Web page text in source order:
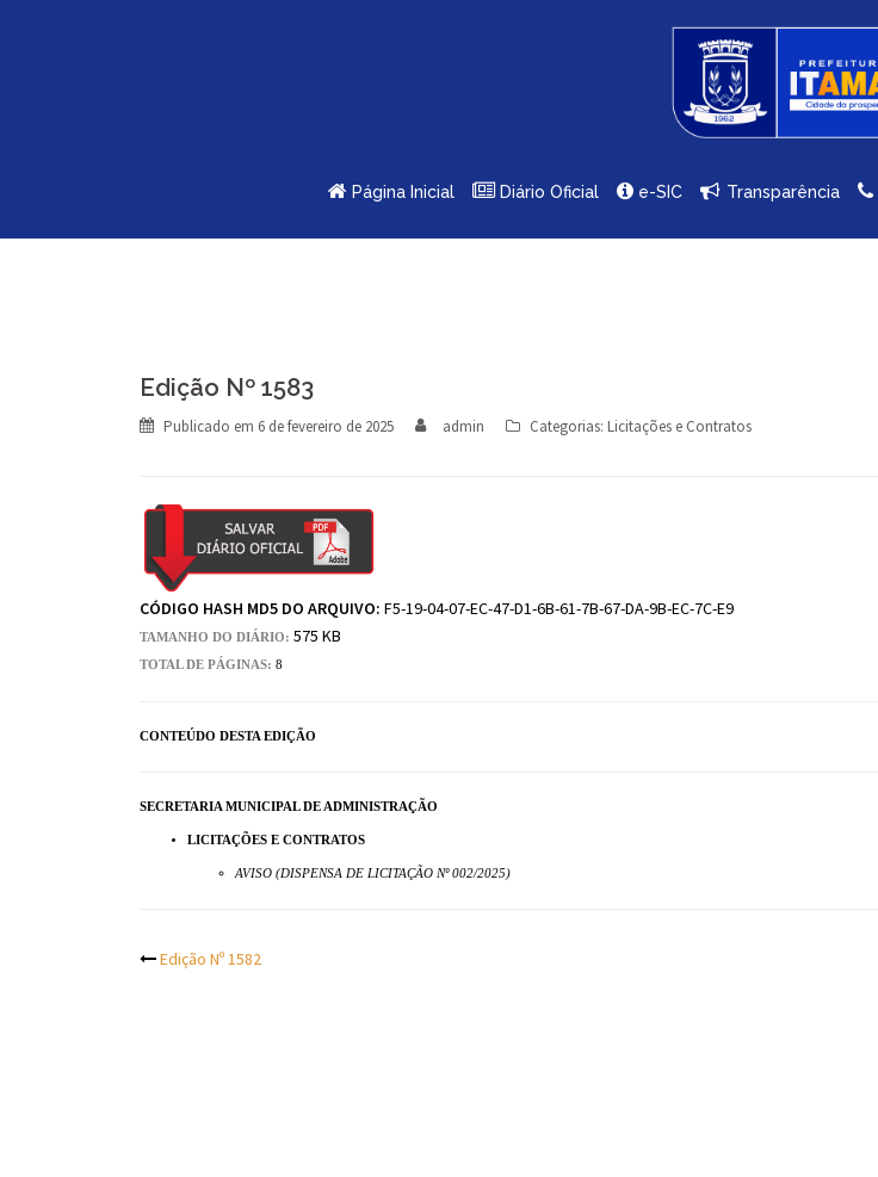
Página Inicial Diário Oficial e-SIC Transparência
Edição Nº 1583
Publicado em 6 de fevereiro de 2025 admin Categorias: Licitações e Contratos
CÓDIGO HASH MD5 DO ARQUIVO: F5-19-04-07-EC-47-D1-6B-61-7B-67-DA-9B-EC-7C-E9
TAMANHO DO DIÁRIO: 575 KB
TOTAL DE PÁGINAS: 8
CONTEÚDO DESTA EDIÇÃO
SECRETARIA MUNICIPAL DE ADMINISTRAÇÃO
LICITAÇÕES E CONTRATOS
AVISO (DISPENSA DE LICITAÇÃO Nº 002/2025)
Post
Edição Nº 1582